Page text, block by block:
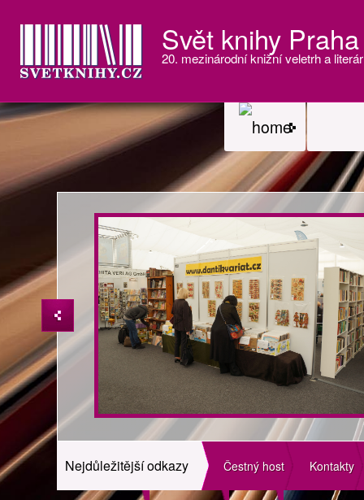
Svět knihy
20. mezinárodní knižní veletrh a
Nejdůležitější odkazy Čestný host Kontakty